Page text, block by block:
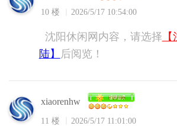
10 楼 2026/5/17 10:54:00
沈阳休闲网内容，请选择
陆】
后阅览！
xiaorenhw
11 楼 2026/5/17 11:01:00